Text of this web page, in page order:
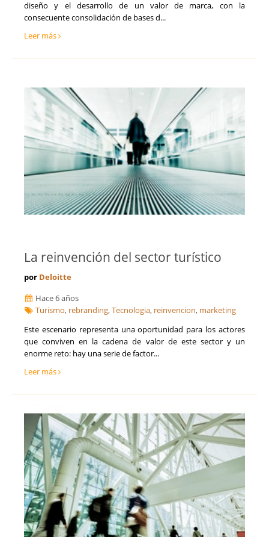
diseño y el desarrollo de un valor de marca, con la
consecuente consolidación de bases d...
Leer más
La reinvención del sector turístico
por Deloitte
Hace 6 años
Turismo, rebranding,Tecnologia, reinvencion, marketing
Este escenario representa una oportunidad para los actores
que conviven en la cadena de valor de este sector y un
enorme reto: hay una serie de factor...
Leer más